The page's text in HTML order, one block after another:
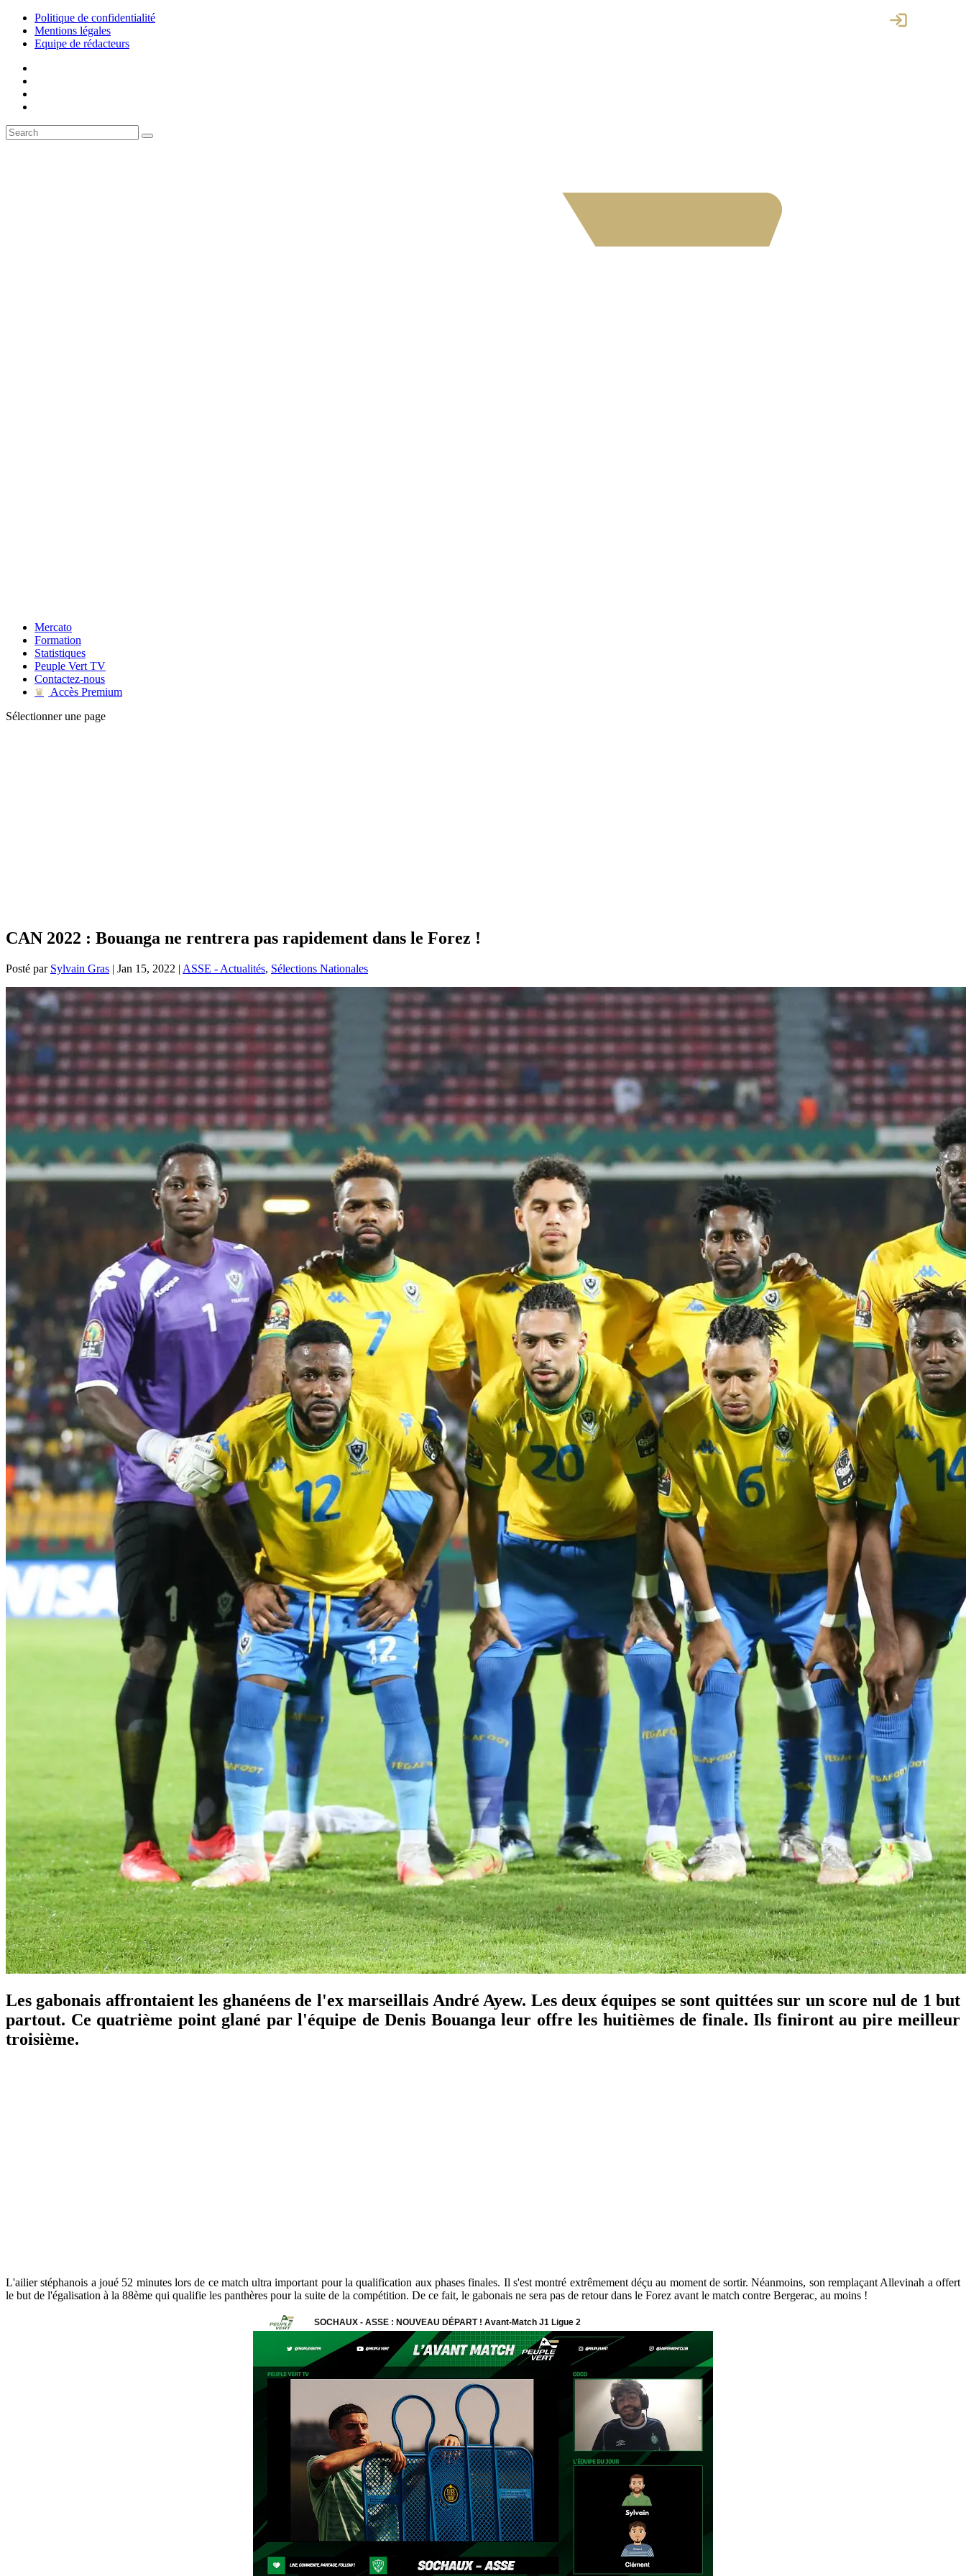
Politique de confidentialité
Mentions légales
Equipe de rédacteurs
Mercato
Formation
Statistiques
Peuple Vert TV
Contactez-nous
♛
Accès Premium
Sélectionner une page
CAN 2022 : Bouanga ne rentrera pas rapidement dans le Forez !
Posté par Sylvain Gras | Jan 15, 2022 | ASSE - Actualités, Sélections Nationales
Les gabonais affrontaient les ghanéens de l'ex marseillais André Ayew. Les deux équipes se sont quittées sur un score nul de 1 but
partout. Ce quatrième point glané par l'équipe de Denis Bouanga leur offre les huitièmes de finale. Ils finiront au pire meilleur
troisième.
L'ailier stéphanois a joué 52 minutes lors de ce match ultra important pour la qualification aux phases finales. Il s'est montré extrêmement déçu au moment de sortir. Néanmoins, son remplaçant Allevinah a offert
le but de l'égalisation à la 88ème qui qualifie les panthères pour la suite de la compétition. De ce fait, le gabonais ne sera pas de retour dans le Forez avant le match contre Bergerac, au moins !